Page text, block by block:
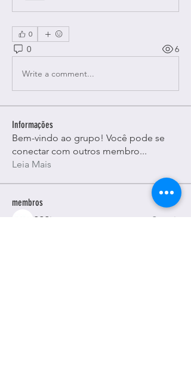
0
0 6
Write a comment...
Informações
Bem-vindo ao grupo! Você pode se
conectar com outros membro...
Leia Mais
membros
SSSi
Seguir